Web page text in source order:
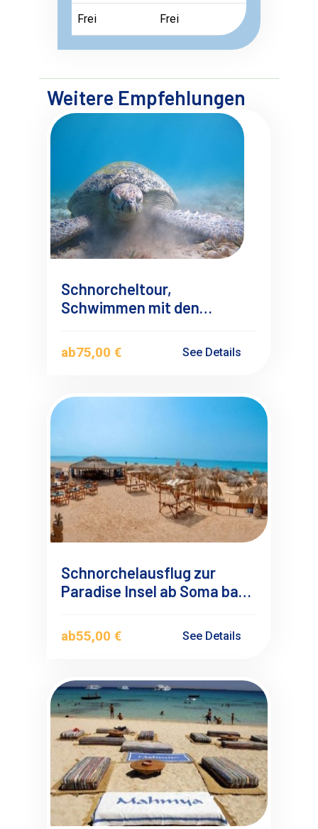
Frei Frei
Weitere Empfehlungen
Schnorcheltour,
Schwimmen mit den
Safaga
ab75,00 € See Details
Schnorchelausflug zur
Paradise Insel ab Soma bay-
ab55,00 € See Details